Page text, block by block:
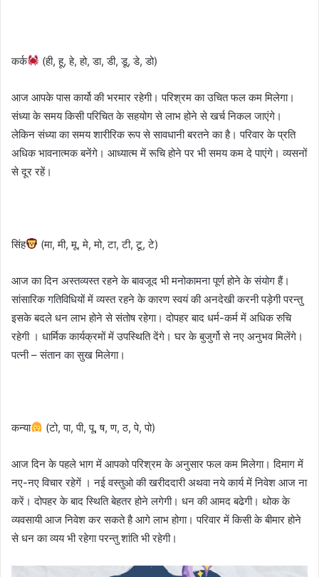
कर्क (ही, हू, हे, हो, डा, डी, डू, डे, डो)
आज आपके पास कार्यो की भरमार रहेगी। परिश्रम का उचित फल कम मिलेगा।
संध्या के समय किसी परिचित के सहयोग से लाभ होने से खर्च निकल जाएंगे।
लेकिन संध्या का समय शारीरिक रूप से सावधानी बरतने का है। परिवार के प्रति
अधिक भावनात्मक बनेंगे। आध्यात्म में रूचि होने पर भी समय कम दे पाएंगे। व्यसनों
से दूर रहें।
सिंह (मा, मी, मू, मे, मो, टा, टी, टू, टे)
आज का दिन अस्तव्यस्त रहने के बावजूद भी मनोकामना पूर्ण होने के संयोग हैं।
सांसारिक गतिविधियों में व्यस्त रहने के कारण स्वयं की अनदेखी करनी पड़ेगी परन्तु
इसके बदले धन लाभ होने से संतोष रहेगा। दोपहर बाद धर्म-कर्म में अधिक रुचि
रहेगी । धार्मिक कार्यक्रमों में उपस्थिति देंगे। घर के बुजुर्गो से नए अनुभव मिलेंगे।
पत्नी – संतान का सुख मिलेगा।
कन्या (टो, पा, पी, पू, ष, ण, ठ, पे, पो)
आज दिन के पहले भाग में आपको परिश्रम के अनुसार फल कम मिलेगा। दिमाग में
नए-नए विचार रहेगें । नई वस्तुओ की खरीददारी अथवा नये कार्य में निवेश आज ना
करें। दोपहर के बाद स्थिति बेहतर होने लगेगी। धन की आमद बढेगी। थोक के
व्यवसायी आज निवेश कर सकते है आगे लाभ होगा। परिवार में किसी के बीमार होने
से धन का व्यय भी रहेगा परन्तु शांति भी रहेगी।